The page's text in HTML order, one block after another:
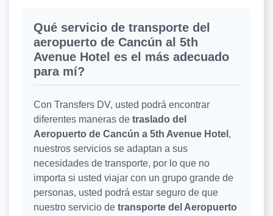
Qué servicio de transporte del
aeropuerto de Cancún al 5th
Avenue Hotel es el más adecuado
para mí?
Con Transfers DV, usted podrá encontrar
diferentes maneras de traslado del
Aeropuerto de Cancún a 5th Avenue Hotel ,
nuestros servicios se adaptan a sus
necesidades de transporte, por lo que no
importa si usted viajar con un grupo grande de
personas, usted podrá estar seguro de que
nuestro servicio de transporte del Aeropuerto